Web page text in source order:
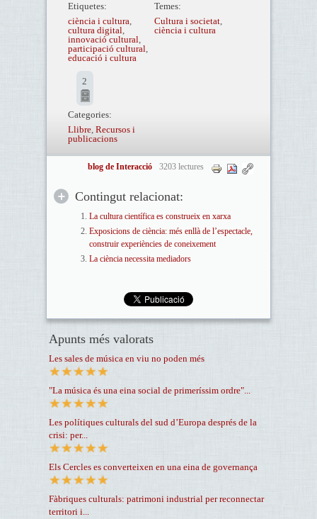
Etiquetes:
ciència i cultura,
cultura digital,
innovació cultural,
participació cultural,
educació i cultura
Temes:
Cultura i societat,
ciència i cultura
2
Categories:
Llibre, Recursos i
publicacions
blog de Interacció 3203 lectures
Contingut relacionat:
La cultura científica es construeix en xarxa
Exposicions de ciència: més enllà de l’espectacle,
construir experiències de coneixement
La ciència necessita mediadors
Apunts més valorats
Les sales de música en viu no poden més
"La música és una eina social de primeríssim ordre"...
Les polítiques culturals del sud d’Europa després de la
crisi: per...
Els Cercles es converteixen en una eina de governança
Fàbriques culturals: patrimoni industrial per reconnectar
territori i...